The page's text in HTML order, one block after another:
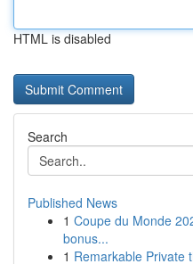
HTML is disabled
Search
Published News
1 Coupe du Monde
bonus...
1 Remarkable Private